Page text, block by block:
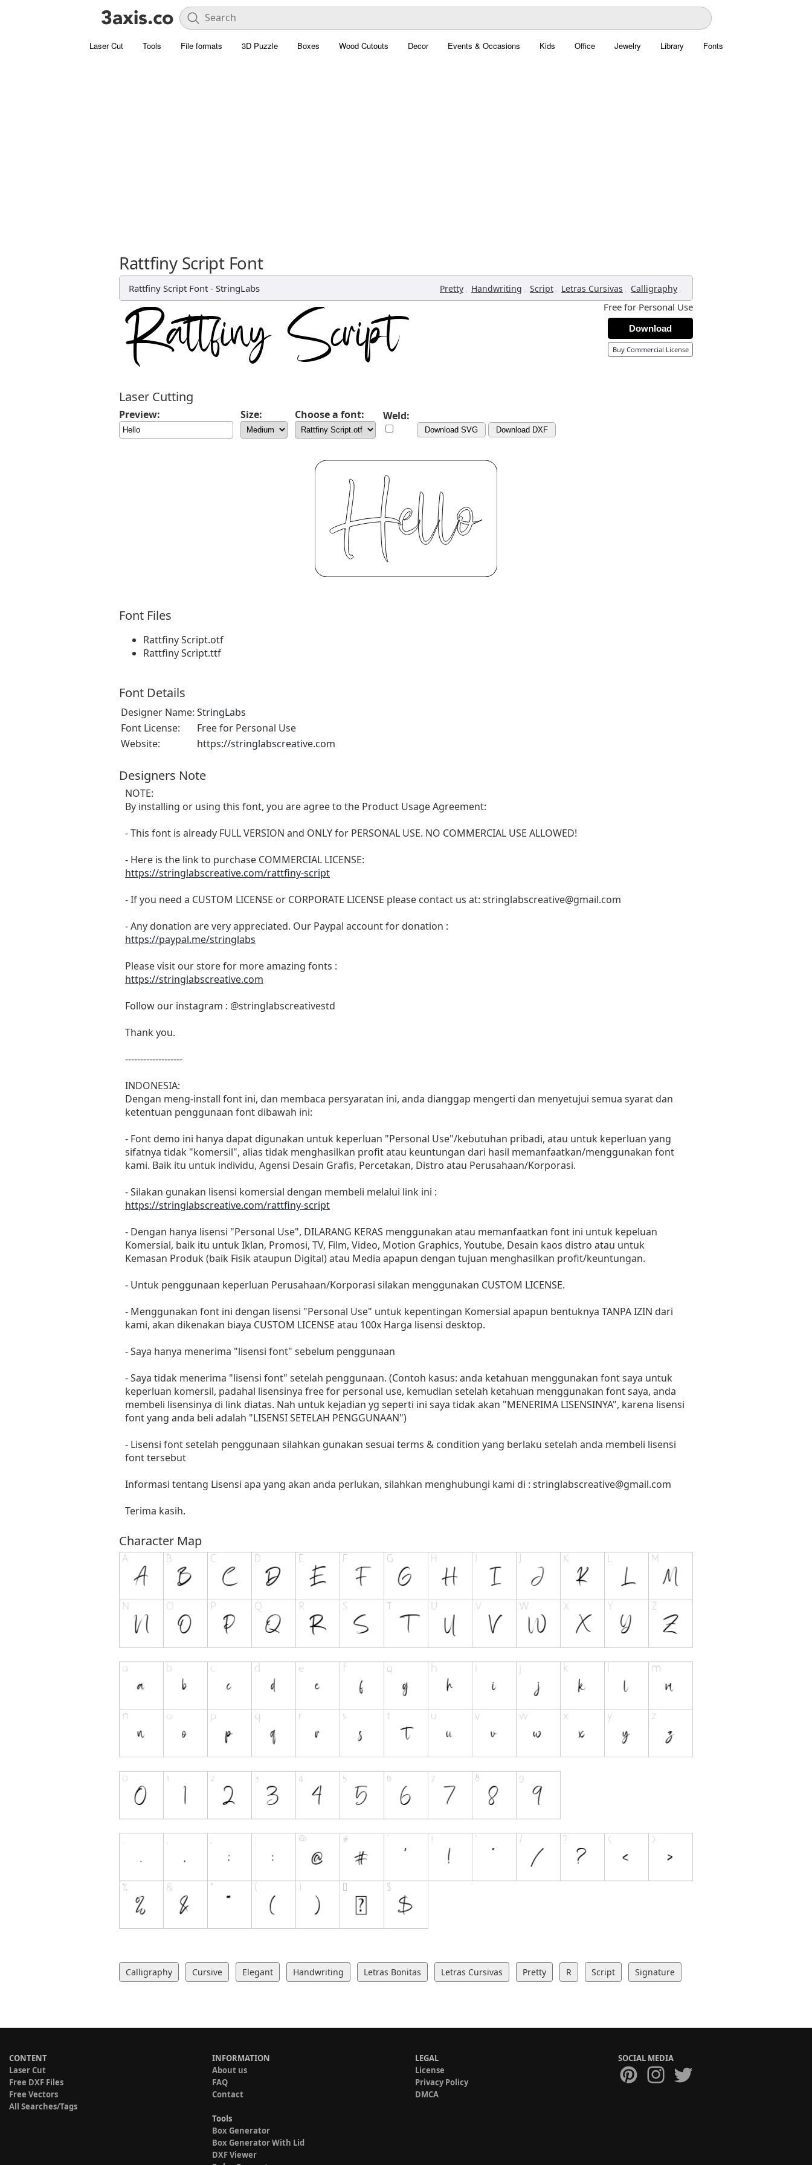
Laser Cut Tools File formats 3D Puzzle Boxes Wood Cutouts Decor Events & Occasions Kids Office Jewelry Library Fonts
Rattfiny Script Font
Rattfiny Script Font - StringLabs Pretty , Handwriting , Script , Letras Cursivas , Calligraphy ,
Free for Personal Use
Download
Buy Commercial License
Laser Cutting
Preview: Size: Choose a font: Weld:
Download SVG Download DXF
Font Files
Rattfiny Script.otf
Rattfiny Script.ttf
Font Details
Designer Name: StringLabs
Font License:
Free for Personal Use
Website:
https://stringlabscreative.com
Designers Note
NOTE:
By installing or using this font, you are agree to the Product Usage Agreement:
- This font is already FULL VERSION and ONLY for PERSONAL USE. NO COMMERCIAL USE ALLOWED!
- Here is the link to purchase COMMERCIAL LICENSE:
https://stringlabscreative.com/rattfiny-script
- If you need a CUSTOM LICENSE or CORPORATE LICENSE please contact us at: stringlabscreative@gmail.com
- Any donation are very appreciated. Our Paypal account for donation :
https://paypal.me/stringlabs
Please visit our store for more amazing fonts :
https://stringlabscreative.com
Follow our instagram : @stringlabscreativestd
Thank you.
-------------------
INDONESIA:
Dengan meng-install font ini, dan membaca persyaratan ini, anda dianggap mengerti dan menyetujui semua syarat dan
ketentuan penggunaan font dibawah ini:
- Font demo ini hanya dapat digunakan untuk keperluan "Personal Use"/kebutuhan pribadi, atau untuk keperluan yang
sifatnya tidak "komersil", alias tidak menghasilkan profit atau keuntungan dari hasil memanfaatkan/menggunakan font
kami. Baik itu untuk individu, Agensi Desain Grafis, Percetakan, Distro atau Perusahaan/Korporasi.
- Silakan gunakan lisensi komersial dengan membeli melalui link ini :
https://stringlabscreative.com/rattfiny-script
- Dengan hanya lisensi "Personal Use", DILARANG KERAS menggunakan atau memanfaatkan font ini untuk kepeluan
Komersial, baik itu untuk Iklan, Promosi, TV, Film, Video, Motion Graphics, Youtube, Desain kaos distro atau untuk
Kemasan Produk (baik Fisik ataupun Digital) atau Media apapun dengan tujuan menghasilkan profit/keuntungan.
- Untuk penggunaan keperluan Perusahaan/Korporasi silakan menggunakan CUSTOM LICENSE.
- Menggunakan font ini dengan lisensi "Personal Use" untuk kepentingan Komersial apapun bentuknya TANPA IZIN dari
kami, akan dikenakan biaya CUSTOM LICENSE atau 100x Harga lisensi desktop.
- Saya hanya menerima "lisensi font" sebelum penggunaan
- Saya tidak menerima "lisensi font" setelah penggunaan. (Contoh kasus: anda ketahuan menggunakan font saya untuk
keperluan komersil, padahal lisensinya free for personal use, kemudian setelah ketahuan menggunakan font saya, anda
membeli lisensinya di link diatas. Nah untuk kejadian yg seperti ini saya tidak akan "MENERIMA LISENSINYA", karena lisensi
font yang anda beli adalah "LISENSI SETELAH PENGGUNAAN")
- Lisensi font setelah penggunaan silahkan gunakan sesuai terms & condition yang berlaku setelah anda membeli lisensi
font tersebut
Informasi tentang Lisensi apa yang akan anda perlukan, silahkan menghubungi kami di : stringlabscreative@gmail.com
Terima kasih.
Character Map
Calligraphy Cursive Elegant Handwriting Letras Bonitas Letras Cursivas Pretty R Script Signature
CONTENT
Laser Cut
Free DXF Files
Free Vectors
All Searches/Tags
INFORMATION
About us
FAQ
Contact
Tools
Box Generator
Box Generator With Lid
DXF Viewer
LEGAL
License
Privacy Policy
DMCA
SOCIAL MEDIA